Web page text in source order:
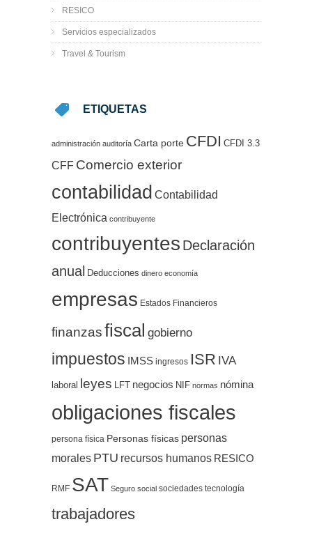
RESICO
Servicios especializados
Travel & Tourism
ETIQUETAS
administración auditoría Carta porte CFDI CFDI 3.3
CFF Comercio exterior
contabilidad Contabilidad
Electrónica contribuyente
contribuyentes Declaración
anual Deducciones dinero economía
empresas Estados Financieros
finanzasfiscal gobierno
impuestos IMSS ingresos ISR IVA
laboral leyes LFT negocios NIF normas nómina
obligaciones fiscales
persona física Personas físicas personas
morales PTU recursos humanos RESICO
RMF SAT Seguro social sociedades tecnología
trabajadores